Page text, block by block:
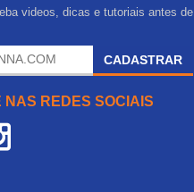
videos, dicas e tutoriais antes de
CADASTRAR
NAS REDES SOCIAIS